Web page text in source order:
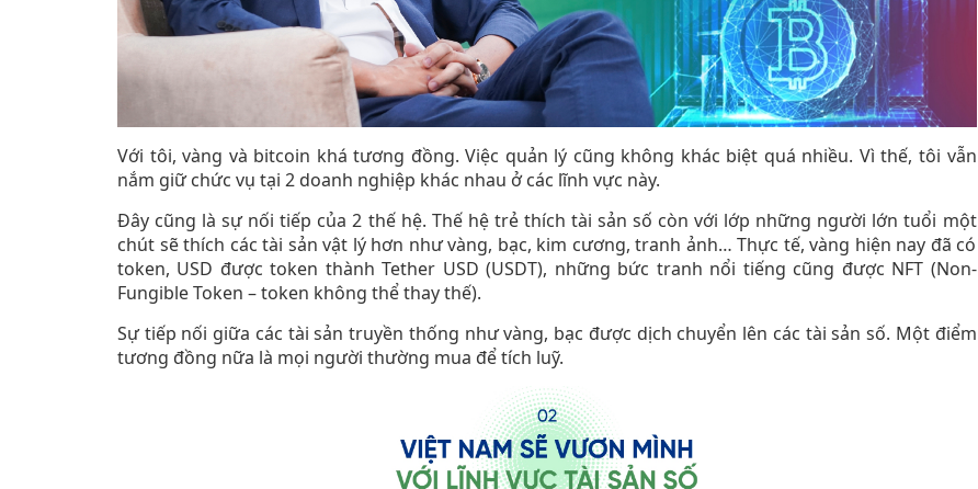
Với tôi, vàng và bitcoin khá tương đồng. Việc quản lý cũng không khác biệt quá nhiều. Vì thế, tôi vẫn
nắm giữ chức vụ tại 2 doanh nghiệp khác nhau ở các lĩnh vực này.
Đây cũng là sự nối tiếp của 2 thế hệ. Thế hệ trẻ thích tài sản số còn với lớp những người lớn tuổi một
chút sẽ thích các tài sản vật lý hơn như vàng, bạc, kim cương, tranh ảnh… Thực tế, vàng hiện nay đã có
token, USD được token thành Tether USD (USDT), những bức tranh nổi tiếng cũng được NFT (Non-
Fungible Token – token không thể thay thế).
Sự tiếp nối giữa các tài sản truyền thống như vàng, bạc được dịch chuyển lên các tài sản số. Một điểm
tương đồng nữa là mọi người thường mua để tích luỹ.